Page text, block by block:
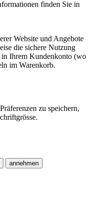
finden Sie in
Website und Angebote
die sichere Nutzung
Ihrem Kundenkonto (wo
im Warenkorb.
zu speichern,
annehmen